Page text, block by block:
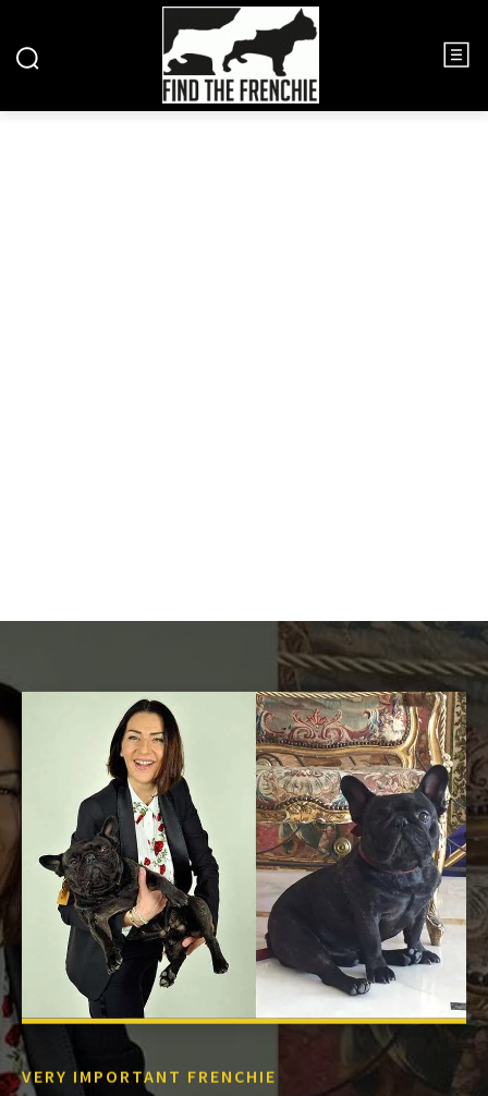
VERY IMPORTANT FRENCHIE